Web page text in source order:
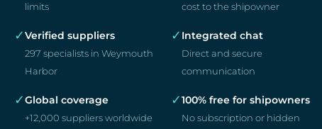
limits
cost to the shipowner
✓Verified suppliers
297 specialists in Weymouth
Harbor
✓ Integrated chat
Direct and secure
communication
✓Global coverage
+12,000 suppliers worldwide
✓100% free for shipowners
No subscription or hidden